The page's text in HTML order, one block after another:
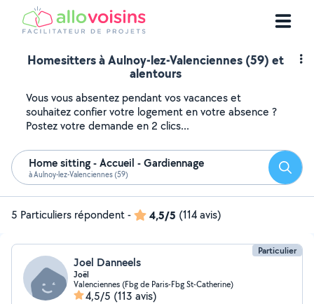
Homesitters à Aulnoy-lez-Valenciennes (59) et
alentours
Vous vous absentez pendant vos vacances et
souhaitez confier votre logement en votre absence ?
Postez votre demande en 2 clics...
Home sitting - Accueil - Gardiennage
à Aulnoy-lez-Valenciennes (59)
5 Particuliers répondent- 4,5/5 (114 avis)
Particulier
Joel Danneels
Joël
Valenciennes (Fbg de Paris-Fbg St-Catherine)
4,5/5 (113 avis)